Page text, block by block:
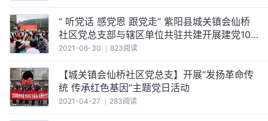
“ 听党话 感党恩 跟党走” 紫阳县城关镇会仙桥
社区党总支部与辖区单位共驻共建开展建党100
周年庆祝活动
2021-06-30 823阅读
【城关镇会仙桥社区党总支】开展“发扬革命传
统 传承红色基因”主题党日活动
2021-04-27 283阅读